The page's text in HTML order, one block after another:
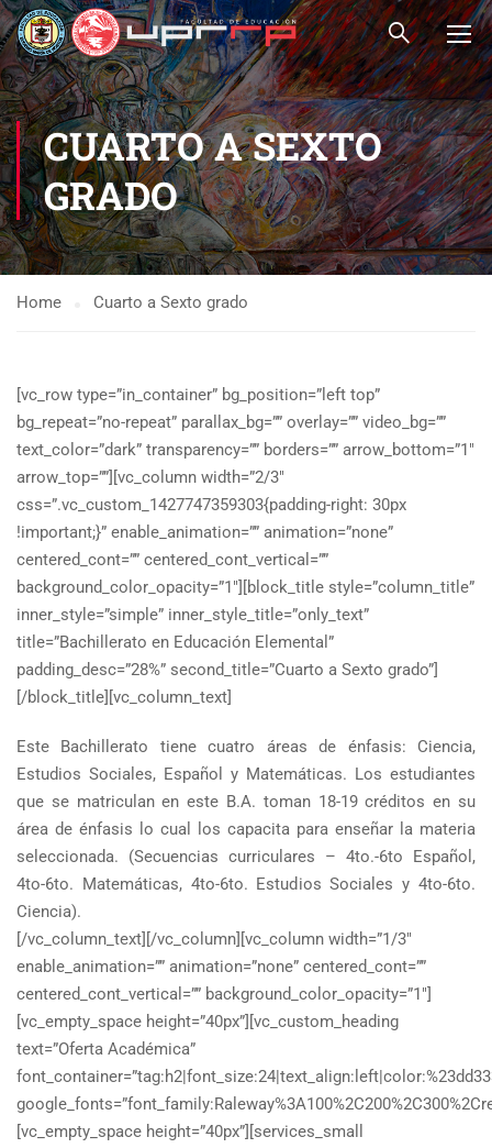
CUARTO A SEXTO
GRADO
Home Cuarto a Sexto grado
[vc_row type=”in_container” bg_position=”left top”
bg_repeat=”no-repeat” parallax_bg=”” overlay=”” video_bg=””
text_color=”dark” transparency=”” borders=”” arrow_bottom=”1″
arrow_top=””][vc_column width=”2/3″
css=”.vc_custom_1427747359303{padding-right: 30px
!important;}” enable_animation=”” animation=”none”
centered_cont=”” centered_cont_vertical=””
background_color_opacity=”1″][block_title style=”column_title”
inner_style=”simple” inner_style_title=”only_text”
title=”Bachillerato en Educación Elemental”
padding_desc=”28%” second_title=”Cuarto a Sexto grado”]
[/block_title][vc_column_text]
Este Bachillerato tiene cuatro áreas de énfasis: Ciencia,
Estudios Sociales, Español y Matemáticas. Los estudiantes
que se matriculan en este B.A. toman 18-19 créditos en su
área de énfasis lo cual los capacita para enseñar la materia
seleccionada. (Secuencias curriculares – 4to.-6to Español,
4to-6to. Matemáticas, 4to-6to. Estudios Sociales y 4to-6to.
Ciencia).
[/vc_column_text][/vc_column][vc_column width=”1/3″
enable_animation=”” animation=”none” centered_cont=””
centered_cont_vertical=”” background_color_opacity=”1″]
[vc_empty_space height=”40px”][vc_custom_heading
text=”Oferta Académica”
[vc_empty_space height=”40px”][services_small